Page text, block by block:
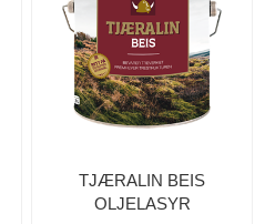
TJÆRALIN BEIS
OLJELASYR